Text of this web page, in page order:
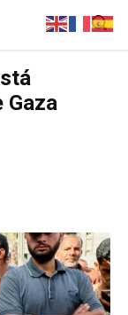
Gaza